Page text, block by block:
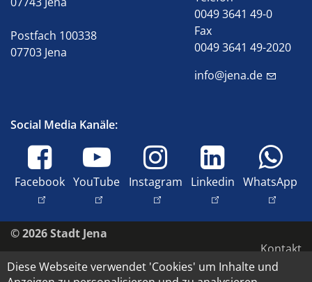
Postfach 100338
07703 Jena
0049 3641 49-0
Fax
0049 3641 49-2020
info@jena.de
Social Media Kanäle:
Facebook YouTube Instagram Linkedin WhatsApp
© 2026 Stadt Jena
Kontakt
Impressum
Diese Webseite verwendet 'Cookies' um Inhalte und